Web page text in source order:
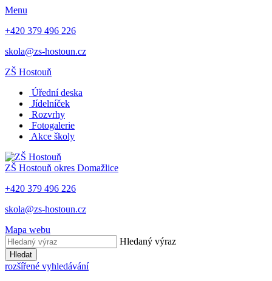
Menu
+420 379 496 226
skola@zs-hostoun.cz
ZŠ Hostouň
Úřední deska
Jídelníček
Rozvrhy
Fotogalerie
Akce školy
ZŠ Hostouň okres Domažlice
+420 379 496 226
skola@zs-hostoun.cz
Mapa webu
Hledaný výraz
Hledat
rozšířené vyhledávání